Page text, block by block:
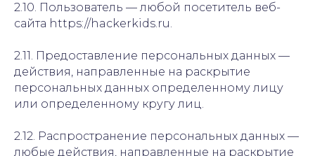
2.10. Пользователь — любой посетитель веб-
сайта https://hackerkids.ru.
2.11. Предоставление персональных данных —
действия, направленные на раскрытие
персональных данных определенному лицу
или определенному кругу лиц.
2.12. Распространение персональных данных —
любые действия, направленные на раскрытие